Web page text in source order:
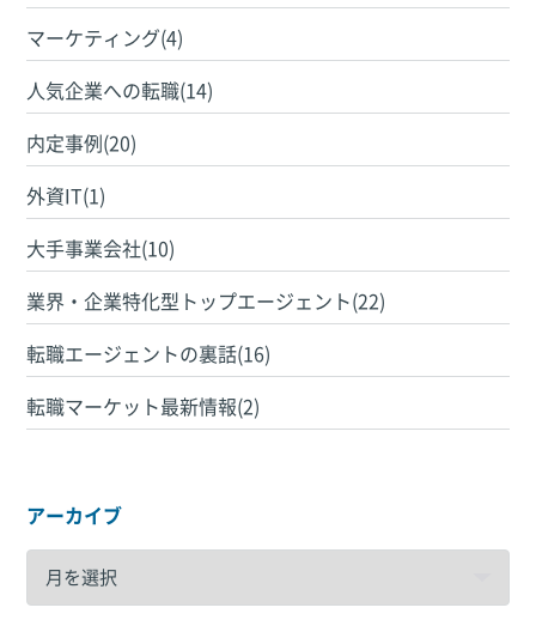
マーケティング(4)
人気企業への転職(14)
内定事例(20)
外資IT(1)
大手事業会社(10)
業界・企業特化型トップエージェント(22)
転職エージェントの裏話(16)
転職マーケット最新情報(2)
アーカイブ